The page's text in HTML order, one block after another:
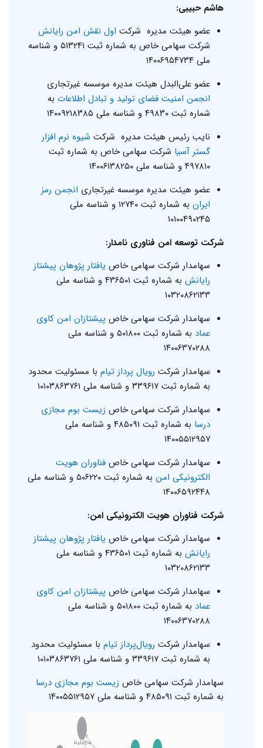
هاشم حبیبی:
عضو هیئت مدیره شرکت اول نقش امن رایانش
شرکت سهامی خاص به شماره ثبت ۵۱۳۲۴۱ و شناسه
ملی ۱۴۰۰۶۹۵۴۷۳۴
عضو علی‌البدل هیئت مدیره موسسه غیرتجاری
انجمن امنیت فضای تولید و تبادل اطلاعات به
شماره ثبت ۴۹۸۳۰ و شناسه ملی ۱۴۰۰۹۲۱۸۳۸۵
نایب رئیس هیئت مدیره شرکت شیوه نرم افزار
گستر آسیا شرکت سهامی خاص به شماره ثبت
۴۹۷۸۱۰ و شناسه ملی ۱۴۰۰۶۱۳۸۲۵۰
عضو هیئت مدیره موسسه غیرتجاری انجمن رمز
ایران
به شماره ثبت ۱۲۷۴۰ و شناسه ملی
۱۰۱۰۰۴۹۰۲۴۵
شرکت توسعه امن فناوری نامدار:
سهامدار شرکت سهامی خاص یافتار پژوهان پیشتاز
رایانش
به شماره ثبت ۴۳۶۵۰۱ و شناسه ملی
۱۰۳۲۰۸۶۲۱۳۳
سهامدار شرکت سهامی خاص پیشتازان امن کاوی
عماد
به شماره ثبت ۵۰۱۸۰۰ و شناسه ملی
۱۴۰۰۶۳۷۰۲۸۸
سهامدار شرکت رویال پرداز تیام با مسئولیت محدود
به شماره ثبت ۳۳۹۶۱۷ و شناسه ملی ۱۰۱۰۳۸۶۳۷۶۱
سهامدار شرکت سهامی خاص زیست بوم مجازی
درسا
به شماره ثبت ۴۸۵۰۹۱ و شناسه ملی
۱۴۰۰۵۵۱۲۹۵۷
سهامدار شرکت سهامی خاص فناوران هویت
الکترونیکی امن
به شماره ثبت ۵۰۶۲۲۰ و شناسه ملی
۱۴۰۰۶۵۹۲۴۴۸
شرکت فناوران هویت الکترونیکی امن:
سهامدار شرکت سهامی خاص یافتار پژوهان پیشتاز
رایانش
به شماره ثبت ۴۳۶۵۰۱ و شناسه ملی
۱۰۳۲۰۸۶۲۱۳۳
سهامدار شرکت سهامی خاص پیشتازان امن کاوی
عماد
به شماره ثبت ۵۰۱۸۰۰ و شناسه ملی
۱۴۰۰۶۳۷۰۲۸۸
سهامدار شرکت رویال‌پرداز تیام با مسئولیت محدود
به شماره ثبت ۳۳۹۶۱۷ و شناسه ملی ۱۰۱۰۳۸۶۳۷۶۱
سهامدار شرکت سهامی خاص زیست بوم مجازی درسا
به شماره ثبت ۴۸۵۰۹۱ و شناسه ملی ۱۴۰۰۵۵۱۲۹۵۷